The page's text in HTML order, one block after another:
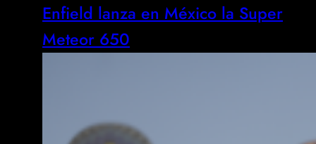
Enfield lanza en México la Super
Meteor 650